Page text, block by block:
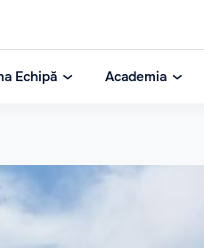
Echipă Academia